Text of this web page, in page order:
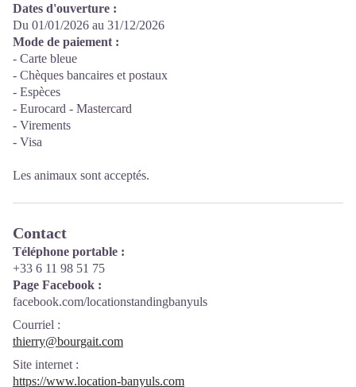
Dates d'ouverture :
Du 01/01/2026 au 31/12/2026
Mode de paiement :
- Carte bleue
- Chèques bancaires et postaux
- Espèces
- Eurocard - Mastercard
- Virements
- Visa
Les animaux sont acceptés.
Contact
Téléphone portable :
+33 6 11 98 51 75
Page Facebook :
facebook.com/locationstandingbanyuls
Courriel :
thierry@bourgait.com
Site internet :
https://www.location-banyuls.com